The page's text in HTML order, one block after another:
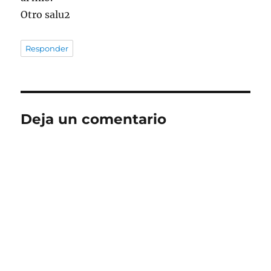
Otro salu2
Responder
Deja un comentario